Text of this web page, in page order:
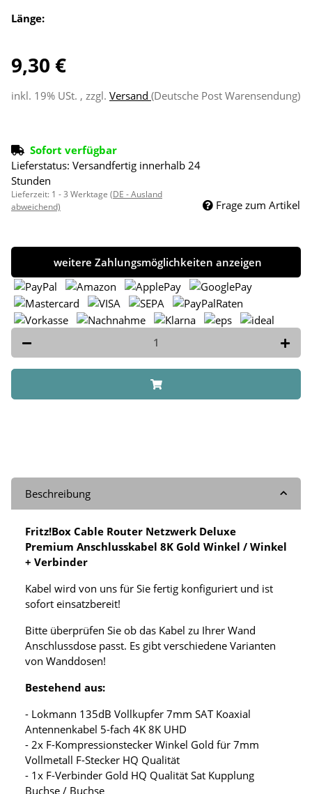
Länge:
9,30 €
inkl. 19% USt. , zzgl. Versand (Deutsche Post Warensendung)
Sofort verfügbar
Lieferstatus: Versandfertig innerhalb 24
Stunden
Lieferzeit: 1 - 3 Werktage (DE - Ausland
abweichend)
Frage zum Artikel
weitere Zahlungsmöglichkeiten anzeigen
Beschreibung
Fritz!Box Cable Router Netzwerk Deluxe
Premium Anschlusskabel 8K Gold Winkel / Winkel
+ Verbinder
Kabel wird von uns für Sie fertig konfiguriert und ist
sofort einsatzbereit!
Bitte überprüfen Sie ob das Kabel zu Ihrer Wand
Anschlussdose passt. Es gibt verschiedene Varianten
von Wanddosen!
Bestehend aus:
- Lokmann 135dB Vollkupfer 7mm SAT Koaxial
Antennenkabel 5-fach 4K 8K UHD
- 2x F-Kompressionstecker Winkel Gold für 7mm
Vollmetall F-Stecker HQ Qualität
- 1x F-Verbinder Gold HQ Qualität Sat Kupplung
Buchse / Buchse